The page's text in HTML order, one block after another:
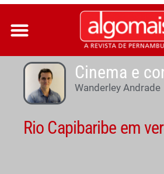
Ir
para
conteúdo
Cinema e
Wanderley Andrade
Rio Capibaribe em